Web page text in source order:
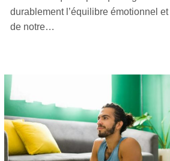
durablement l’équilibre émotionnel
de notre…